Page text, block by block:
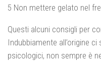
5 Non mettere gelato nel
Questi alcuni consigli per
Indubbiamente all’origine
psicologici, non sempre è